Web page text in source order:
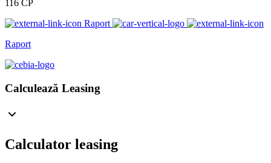
116 CP
Raport
Raport
Calculează Leasing
Calculator leasing